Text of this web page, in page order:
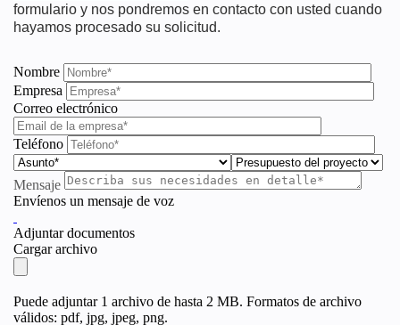
formulario y nos pondremos en contacto con usted cuando
hayamos procesado su solicitud.
Nombre
Empresa
Correo electrónico
Teléfono
Mensaje
Envíenos un mensaje de voz
Adjuntar documentos
Cargar archivo
Puede adjuntar 1 archivo de hasta 2 MB. Formatos de archivo
válidos: pdf, jpg, jpeg, png.